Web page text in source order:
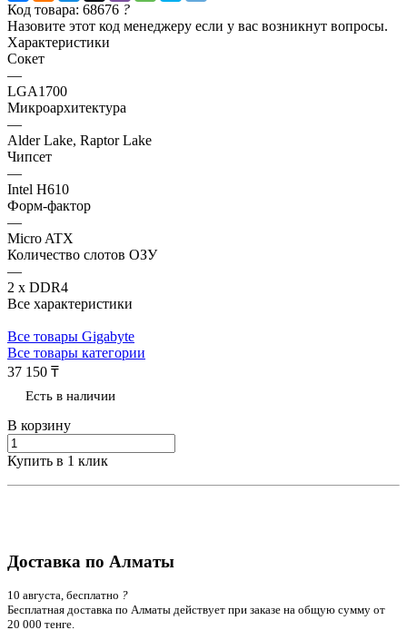
Код товара: 68676 ?
Назовите этот код менеджеру если у вас возникнут вопросы.
Характеристики
Сокет
—
LGA1700
Микроархитектура
—
Alder Lake, Raptor Lake
Чипсет
—
Intel H610
Форм-фактор
—
Micro ATX
Количество слотов ОЗУ
—
2 x DDR4
Все характеристики
Все товары Gigabyte
Все товары категории
37 150 ₸
Есть в наличии
В корзину
Купить в 1 клик
Доставка по Алматы
10 августа, бесплатно ?
Бесплатная доставка по Алматы действует при заказе на общую сумму от
20 000 тенге.